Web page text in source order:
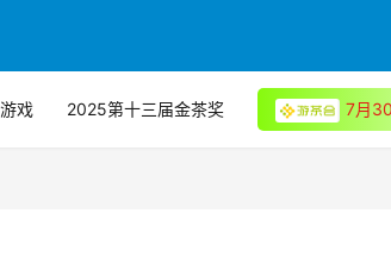
戏 2025第十三届金茶奖 7月